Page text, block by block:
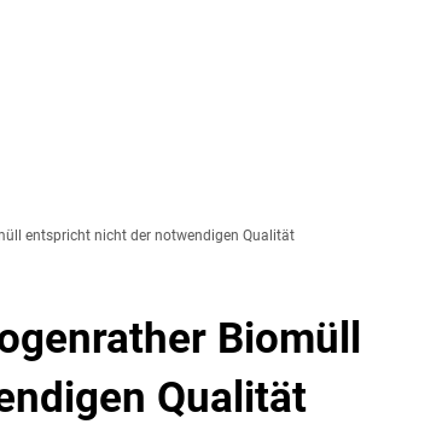
entspricht nicht der notwendigen Qualität
Biomüll
Qualität